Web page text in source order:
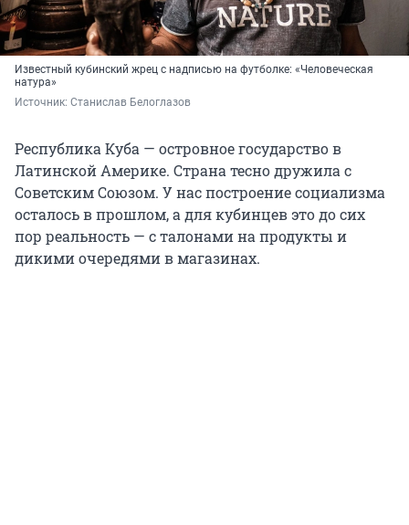
Известный кубинский жрец с надписью на футболке: «Человеческая
натура»
Источник: Станислав Белоглазов
Республика Куба — островное государство в
Латинской Америке. Страна тесно дружила с
Советским Союзом. У нас построение социализма
осталось в прошлом, а для кубинцев это до сих
пор реальность — с талонами на продукты и
дикими очередями в магазинах.